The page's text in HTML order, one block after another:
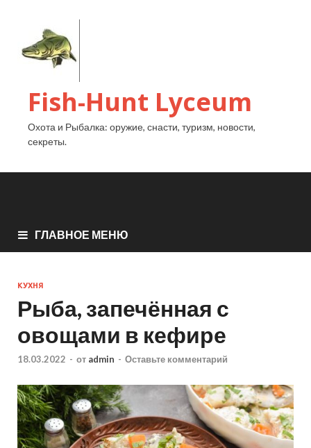
Fish-Hunt Lyceum
Охота и Рыбалка: оружие, снасти, туризм, новости,
секреты.
ГЛАВНОЕ МЕНЮ
КУХНЯ
Рыба, запечённая с
овощами в кефире
18.03.2022 - от admin - Оставьте комментарий